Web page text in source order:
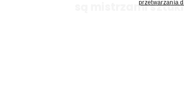
są mistrzamiprzetwarzania